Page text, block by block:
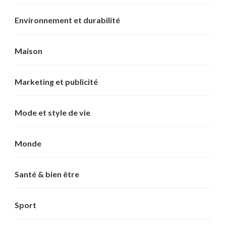
Environnement et durabilité
Maison
Marketing et publicité
Mode et style de vie
Monde
Santé & bien être
Sport